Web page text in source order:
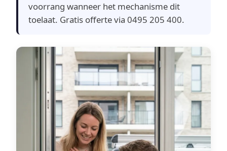
voorrang wanneer het mechanisme dit
toelaat. Gratis offerte via 0495 205 400.